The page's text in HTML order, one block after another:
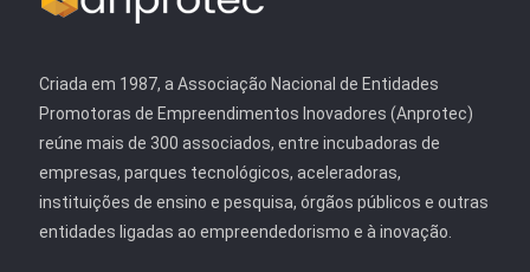
Criada em 1987, a Associação Nacional de Entidades
Promotoras de Empreendimentos Inovadores (Anprotec)
reúne mais de 300 associados, entre incubadoras de
empresas, parques tecnológicos, aceleradoras,
instituições de ensino e pesquisa, órgãos públicos e outras
entidades ligadas ao empreendedorismo e à inovação.